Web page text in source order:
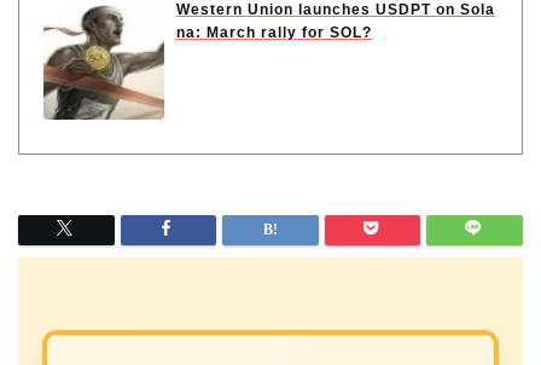
Western Union launches USDPT on Sola
na: March rally for SOL?